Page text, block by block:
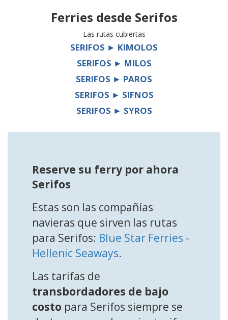
Ferries desde Serifos
Las rutas cubiertas
SERIFOS ► KIMOLOS
SERIFOS ► MILOS
SERIFOS ► PAROS
SERIFOS ► SIFNOS
SERIFOS ► SYROS
Reserve su ferry por ahora
Serifos
Estas son las compañías
navieras que sirven las rutas
para Serifos: Blue Star Ferries -
Hellenic Seaways.
Las tarifas de
transbordadores de bajo
costo para Serifos siempre se